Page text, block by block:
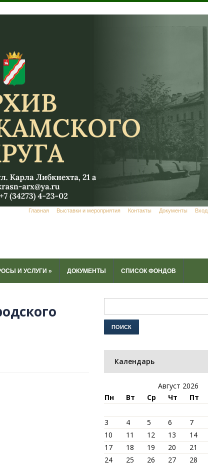
Главная Выставки и мероприятия Контакты Документы Вход
И УСЛУГИ » ДОКУМЕНТЫ СПИСОК ФОНДОВ
Календарь
Август 2026
Пн
Вт Ср Чт Пт
3
4 5 6 7
10
11 12 13 14
17
18 19 20 21
24
25 26 27 28